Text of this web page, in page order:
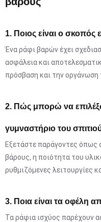
1. Ποιος είναι ο
Ένα ράφι βαρών έχει
ασφάλεια και
πρόσβαση και την οργάνωση
2. Πώς μπορώ να
γυμναστήριο του
Εξετάστε παράγοντες όπως
βάρους, η ποιότητα του
ρυθμιζόμενες λειτουργίες
3. Ποια είναι τα οφέλη
Τα ράφια ισχύος παρέχουν